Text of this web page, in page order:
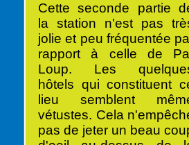
Cette seconde partie
la station n'est pas
jolie et peu fréquentée
rapport à celle de
Loup. Les
hôtels qui constituent
lieu semblent
vétustes. Cela
pas de jeter un beau